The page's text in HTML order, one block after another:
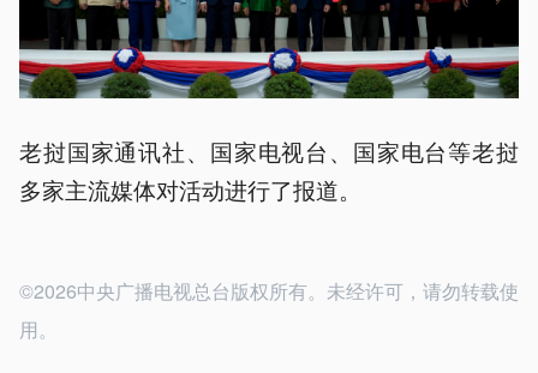
老挝国家通讯社、国家电视台、国家电台等老挝
多家主流媒体对活动进行了报道。
©2026中央广播电视总台版权所有。未经许可，请勿转载使
用。